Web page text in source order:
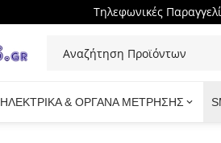
Τηλεφωνικές
ΗΛΕΚΤΡΙΚΑ & ΟΡΓΑΝΑ ΜΕΤΡΗΣΗΣ